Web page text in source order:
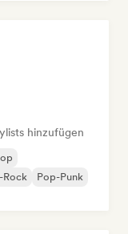
hinzufügen
Rock
Pop-Punk